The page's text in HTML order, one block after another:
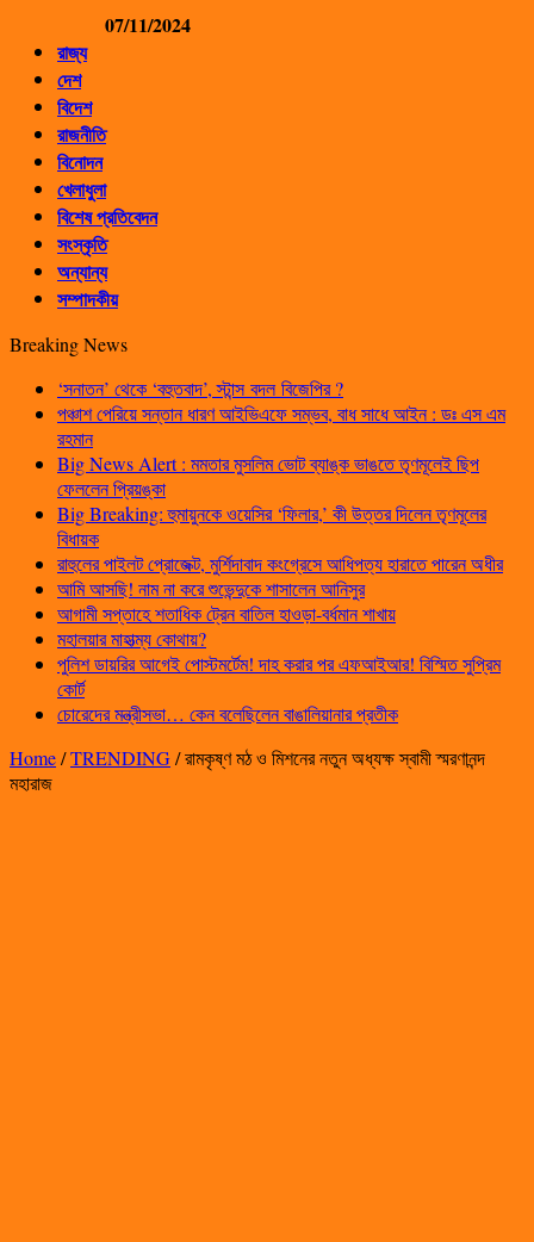
07/11/2024
রাজ্য
দেশ
বিদেশ
রাজনীতি
বিনোদন
খেলাধুলা
বিশেষ প্রতিবেদন
সংস্কৃতি
অন্যান্য
সম্পাদকীয়
Breaking News
‘সনাতন’ থেকে ‘বহুতবাদ’, স্টান্স বদল বিজেপির ?
পঞ্চাশ পেরিয়ে সন্তান ধারণ আইভিএফে সম্ভব, বাধ সাধে আইন : ডঃ এস এম
রহমান
Big News Alert : মমতার মুসলিম ভোট ব্যাঙ্ক ভাঙতে তৃণমূলেই ছিপ
ফেললেন প্রিয়ঙ্কা
Big Breaking: হুমায়ুনকে ওয়েসির ‘ফিলার,’ কী উত্তর দিলেন তৃণমূলের
বিধায়ক
রাহুলের পাইলট প্রোজেক্ট, মুর্শিদাবাদ কংগ্রেসে আধিপত্য হারাতে পারেন অধীর
আমি আসছি! নাম না করে শুভেন্দুকে শাসালেন আনিসুর
আগামী সপ্তাহে শতাধিক ট্রেন বাতিল হাওড়া-বর্ধমান শাখায়
মহালয়ার মাহাত্ম্য কোথায়?
পুলিশ ডায়রির আগেই পোস্টমর্টেম! দাহ করার পর এফআইআর! বিস্মিত সুপ্রিম
কোর্ট
চোরেদের মন্ত্রীসভা… কেন বলেছিলেন বাঙালিয়ানার প্রতীক
Home/TRENDING/রামকৃষ্ণ মঠ ও মিশনের নতুন অধ্যক্ষ স্বামী স্মরণানন্দ
মহারাজ